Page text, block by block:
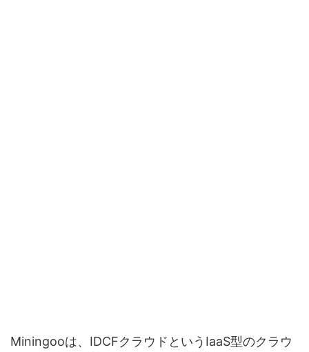
Miningooは、IDCFクラウドというIaaS型のクラウ